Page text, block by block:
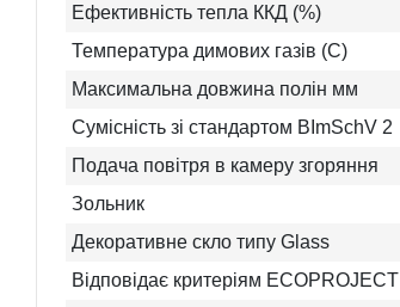
Ефективність тепла ККД (%)
Температура димових газів (C)
Максимальна довжина полін мм
Сумісність зі стандартом BImSchV 2
Подача повітря в камеру згоряння
Зольник
Декоративне скло типу Glass
Відповідає критеріям ECOPROJECT